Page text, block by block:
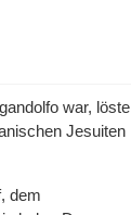
war, löste
Jesuiten
dem